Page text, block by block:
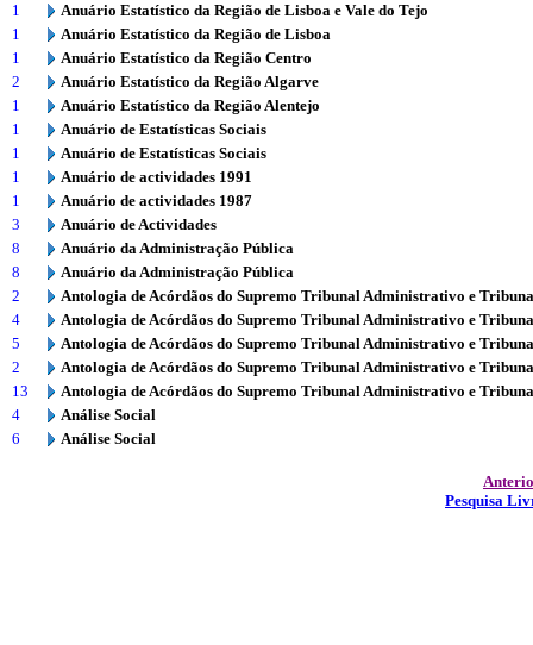
1
Anuário Estatístico da Região de Lisboa e Vale do Tejo
1
Anuário Estatístico da Região de Lisboa
1
Anuário Estatístico da Região Centro
2
Anuário Estatístico da Região Algarve
1
Anuário Estatístico da Região Alentejo
1
Anuário de Estatísticas Sociais
1
Anuário de Estatísticas Sociais
1
Anuário de actividades 1991
1
Anuário de actividades 1987
3
Anuário de Actividades
8
Anuário da Administração Pública
8
Anuário da Administração Pública
2
Antologia de Acórdãos do Supremo Tribunal Administrativo e
4
Antologia de Acórdãos do Supremo Tribunal Administrativo e
5
Antologia de Acórdãos do Supremo Tribunal Administrativo e
2
Antologia de Acórdãos do Supremo Tribunal Administrativo e
13
Antologia de Acórdãos do Supremo Tribunal Administrativo e
4
Análise Social
6
Análise Social
Pesquisa